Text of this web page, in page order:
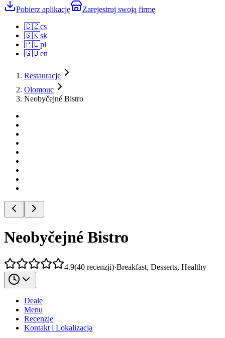
Pobierz aplikację
Zarejestruj swoją firmę
🇨🇿cs
🇸🇰sk
🇵🇱pl
🇬🇧en
Restauracje
Olomouc
Neobyčejné Bistro
Neobyčejné Bistro
4.9(40 recenzji)·Breakfast, Desserts, Healthy
Deale
Menu
Recenzje
Kontakt i Lokalizacja